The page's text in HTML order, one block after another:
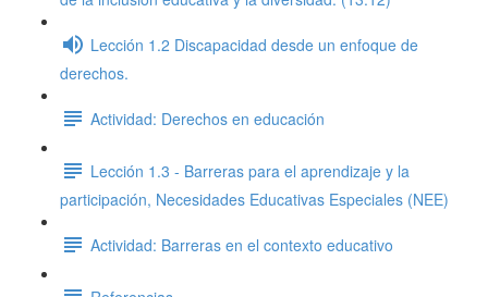
Lección 1.2 Discapacidad desde un enfoque de
derechos.
Actividad: Derechos en educación
Lección 1.3 - Barreras para el aprendizaje y la
participación, Necesidades Educativas Especiales (NEE)
Actividad: Barreras en el contexto educativo